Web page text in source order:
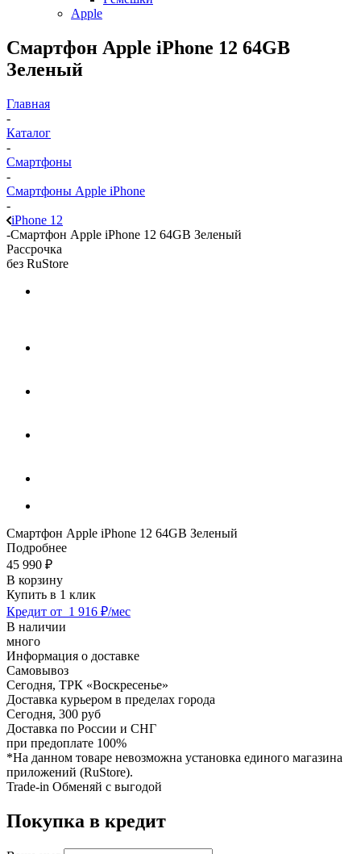
Apple
Смартфон Apple iPhone 12 64GB
Зеленый
Главная
-
Каталог
-
Смартфоны
-
Смартфоны Apple iPhone
-
iPhone 12
-Смартфон Apple iPhone 12 64GB Зеленый
Рассрочка
без RuStore
Смартфон Apple iPhone 12 64GB Зеленый
Подробнее
45 990 ₽
В корзину
Купить в 1 клик
Кредит от 1 916 ₽/мес
В наличии
много
Информация о доставке
Самовывоз
Сегодня, ТРК «Воскресенье»
Доставка курьером в пределах города
Сегодня, 300 руб
Доставка по России и СНГ
при предоплате 100%
*На данном товаре невозможна установка единого магазина
приложений (RuStore).
Trade-in Обменяй с выгодой
Покупка в кредит